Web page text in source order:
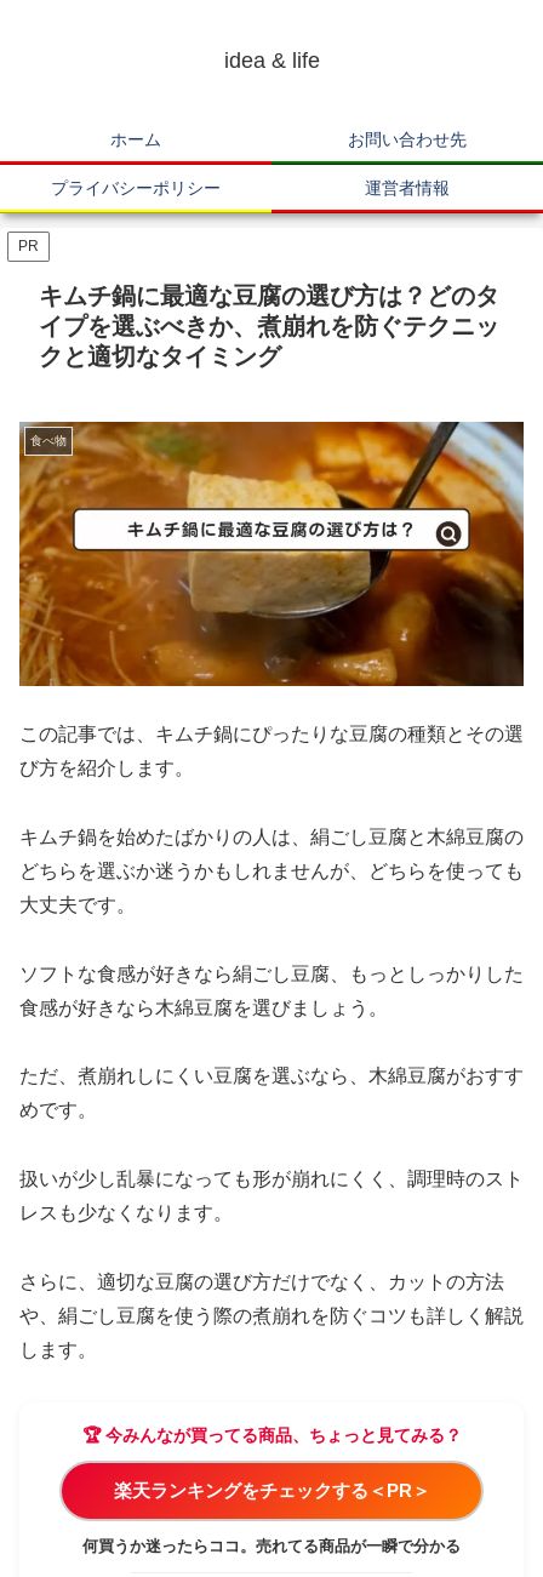
idea & life
ホーム お問い合わせ先
プライバシーポリシー 運営者情報
PR
キムチ鍋に最適な豆腐の選び方は？どのタ
イプを選ぶべきか、煮崩れを防ぐテクニッ
クと適切なタイミング
食べ物
この記事では、キムチ鍋にぴったりな豆腐の種類とその選
び方を紹介します。
キムチ鍋を始めたばかりの人は、絹ごし豆腐と木綿豆腐の
どちらを選ぶか迷うかもしれませんが、どちらを使っても
大丈夫です。
ソフトな食感が好きなら絹ごし豆腐、もっとしっかりした
食感が好きなら木綿豆腐を選びましょう。
ただ、煮崩れしにくい豆腐を選ぶなら、木綿豆腐がおすす
めです。
扱いが少し乱暴になっても形が崩れにくく、調理時のスト
レスも少なくなります。
さらに、適切な豆腐の選び方だけでなく、カットの方法
や、絹ごし豆腐を使う際の煮崩れを防ぐコツも詳しく解説
します。
🏆 今みんなが買ってる商品、ちょっと見てみる？
楽天ランキングをチェックする＜PR＞
何買うか迷ったらココ。売れてる商品が一瞬で分かる